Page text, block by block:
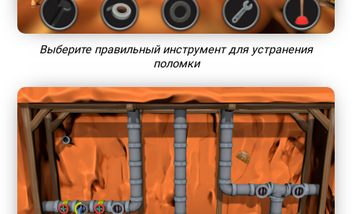
Выберите правильный инструмент для устранения
поломки